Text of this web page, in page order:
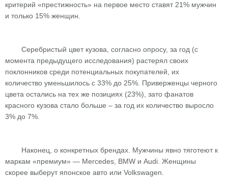
критерий «престижность» на первое место ставят 21% мужчин
и только 15% женщин.
Серебристый цвет кузова, согласно опросу, за год (с
момента предыдущего исследования) растерял своих
поклонников среди потенциальных покупателей, их
количество уменьшилось с 33% до 25%. Приверженцы черного
цвета остались на тех же позициях (23%), зато фанатов
красного кузова стало больше – за год их количество выросло
3% до 7%.
Наконец, о конкретных брендах. Мужчины явно тяготеют к
маркам «премиум» — Mercedes, BMW и Audi. Женщины
скорее выберут японское авто или Volkswagen.